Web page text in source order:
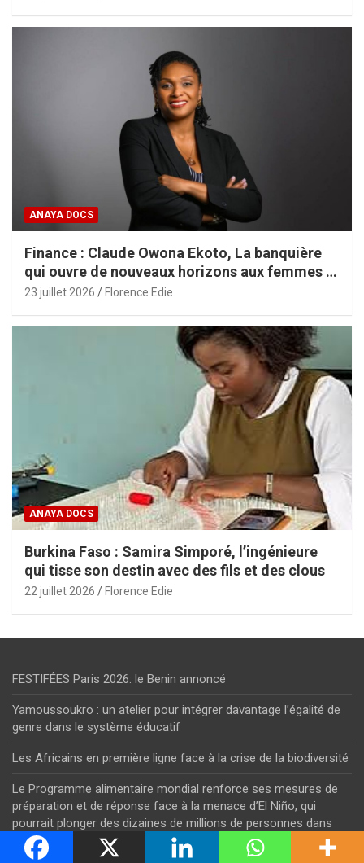
ANAYA DOCS
Finance : Claude Owona Ekoto, La banquière
qui ouvre de nouveaux horizons aux femmes et
aux PME africaines
23 juillet 2026 Florence Edie
ANAYA DOCS
Burkina Faso : Samira Simporé, l’ingénieure
qui tisse son destin avec des fils et des clous
22 juillet 2026 Florence Edie
FESTIFÉES Paris 2026: le Benin annoncé
Yamoussoukro : un atelier pour intégrer davantage l’égalité de
genre dans le système éducatif
Les Africains en première ligne face à la crise de la biodiversité
Le Programme alimentaire mondial renforce ses mesures de
préparation et de réponse face à la menace d’El Niño, qui
pourrait plonger des dizaines de millions de personnes dans
l’insécurité alimentaire aiguë